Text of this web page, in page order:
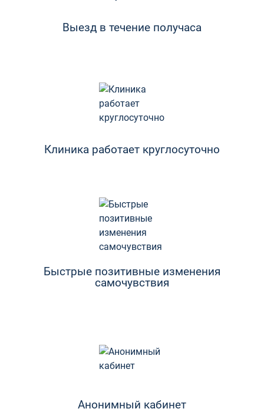
Выезд в течение получаса
Клиника работает круглосуточно
Быстрые позитивные изменения
самочувствия
Анонимный кабинет